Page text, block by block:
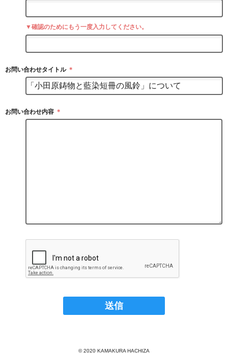
▼確認のためにもう一度入力してください。
お問い合わせタイトル ＊
お問い合わせ内容 ＊
© 2020 KAMAKURA HACHIZA